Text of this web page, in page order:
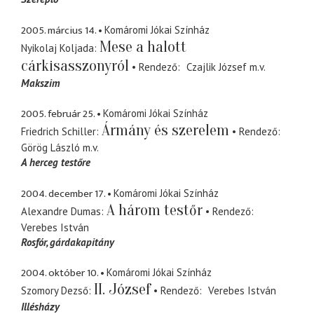
2005. március 14.
Komáromi Jókai Színház
Nyikolaj Koljada Mese a halott
cárkisasszonyról
Rendező Czajlik József m.v.
Makszim
2005. február 25.
Komáromi Jókai Színház
Friedrich Schiller Ármány és szerelem
Rendező
Görög László m.v.
A herceg testőre
2004. december 17.
Komáromi Jókai Színház
Alexandre Dumas A három testőr
Rendező
Verebes István
Rosfór gárdakapitány
2004. október 10.
Komáromi Jókai Színház
Szomory Dezső II. József Rendező
Verebes István
Illésházy